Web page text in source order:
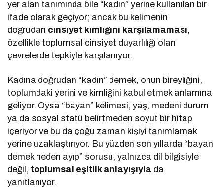
yer alan tanımında bile “kadın” yerine kullanılan bir
ifade olarak geçiyor; ancak bu kelimenin
doğrudan cinsiyet kimliğini karşılamaması,
özellikle toplumsal cinsiyet duyarlılığı olan
çevrelerde tepkiyle karşılanıyor.
Kadına doğrudan “kadın” demek, onun bireyliğini,
toplumdaki yerini ve kimliğini kabul etmek anlamına
geliyor. Oysa “bayan” kelimesi, yaş, medeni durum
ya da sosyal statü belirtmeden soyut bir hitap
içeriyor ve bu da çoğu zaman kişiyi tanımlamak
yerine uzaklaştırıyor. Bu yüzden son yıllarda “bayan
demek neden ayıp” sorusu, yalnızca dil bilgisiyle
değil, toplumsal eşitlik anlayışıyla da
yanıtlanıyor.